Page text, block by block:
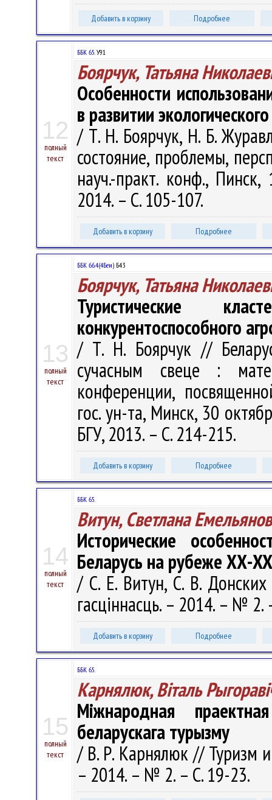
Добавить в корзину Подробнее
12
полный
текст
ББК 65.У91
Боярчук, Татьяна
Особенности
в развитии
/ Т. Н. Боярчук, Н. Б.
состояние, проблемы,
науч.-практ. конф.,
2014. – С. 105-107.
Добавить в корзину Подробнее
13
полный
текст
ББК 66.4(4Беи) Б43
Боярчук, Татьяна
Туристические
конкурентоспособного
/ Т. Н. Боярчук //
сучасным свеце :
конференции,
гос. ун-та, Минск, 30
БГУ, 2013. – С. 214-215.
Добавить в корзину Подробнее
14
полный
текст
ББК 65.
Витун, Светлана
Исторические
Беларусь на рубеже ХХ-
/ С. Е. Витун, С. В.
гасціннасць. – 2014. – №
Добавить в корзину Подробнее
15
полный
текст
ББК 65.
Карнялюк, Віталь
Міжнародная
беларускага турызму
/ В. Р. Карнялюк // Туризм и
– 2014. – № 2. – С. 19-23.